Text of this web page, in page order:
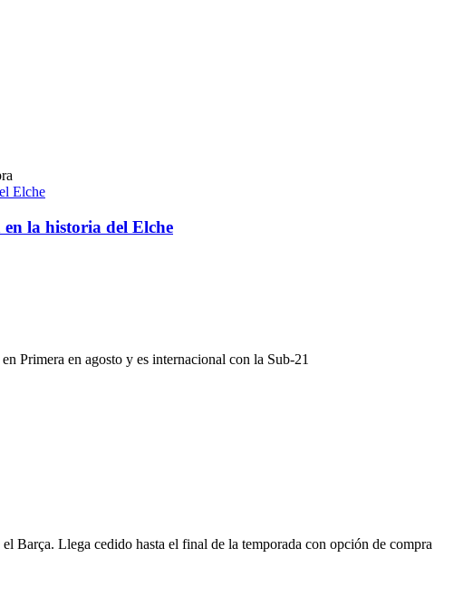
la historia del Elche
Primera en agosto y es internacional con la Sub-21
Barça. Llega cedido hasta el final de la temporada con opción de compra